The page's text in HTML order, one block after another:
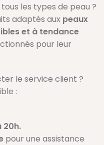
les types de peau ?
adaptés aux peaux
et à tendance
pour leur
le service client ?
:
20h.
pour une assistance